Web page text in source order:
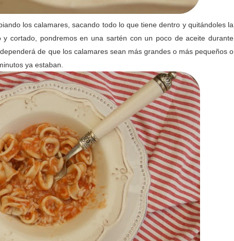
los calamares, sacando todo lo que tiene dentro y quitándoles la
cortado, pondremos en una sartén con un poco de aceite durante
de que los calamares sean más grandes o más pequeños o
ya estaban.